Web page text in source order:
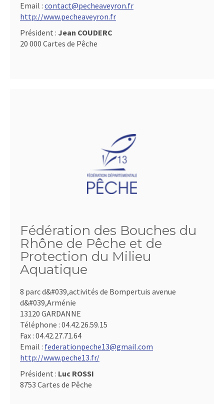
Email : contact@pecheaveyron.fr
http://www.pecheaveyron.fr
Président : Jean COUDERC
20 000 Cartes de Pêche
Fédération des Bouches du
Rhône de Pêche et de
Protection du Milieu
Aquatique
8 parc d&#039,activités de Bompertuis avenue
d&#039,Arménie
13120 GARDANNE
Téléphone : 04.42.26.59.15
Fax : 04.42.27.71.64
Email : federationpeche13@gmail.com
http://www.peche13.fr/
Président : Luc ROSSI
8753 Cartes de Pêche